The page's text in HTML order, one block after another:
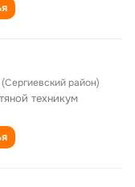
район)
техникум